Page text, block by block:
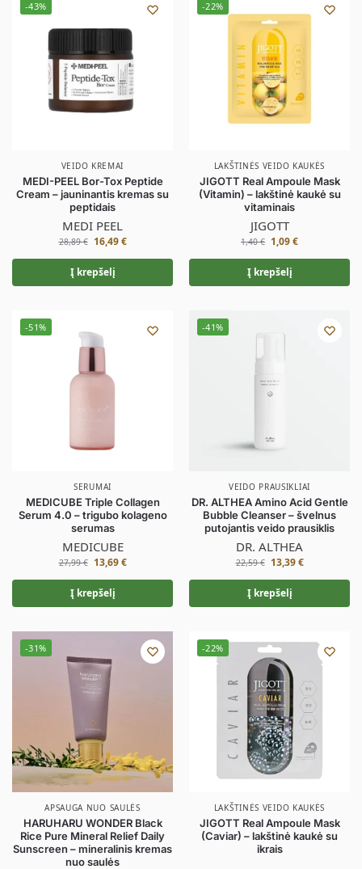
-43%
VEIDO KREMAI
MEDI-PEEL Bor-Tox Peptide
Cream – jauninantis kremas su
peptidais
MEDI PEEL
28,89€ 16,49€
Į krepšelį
-22%
LAKŠTINĖS VEIDO KAUKĖS
JIGOTT Real Ampoule Mask
(Vitamin) – lakštinė kaukė su
vitaminais
JIGOTT
1,40€ 1,09€
Į krepšelį
-51%
SERUMAI
MEDICUBE Triple Collagen
Serum 4.0 – trigubo kolageno
serumas
MEDICUBE
27,99€ 13,69€
Į krepšelį
-41%
VEIDO PRAUSIKLIAI
DR. ALTHEA Amino Acid Gentle
Bubble Cleanser – švelnus
putojantis veido prausiklis
DR. ALTHEA
22,59€ 13,39€
Į krepšelį
-31%
APSAUGA NUO SAULĖS
HARUHARU WONDER Black
Rice Pure Mineral Relief Daily
Sunscreen – mineralinis kremas
nuo saulės
-22%
LAKŠTINĖS VEIDO KAUKĖS
JIGOTT Real Ampoule Mask
(Caviar) – lakštinė kaukė su
ikrais